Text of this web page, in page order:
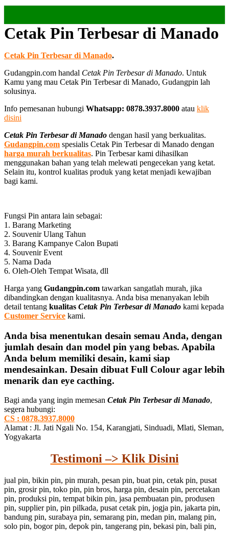
Cetak Pin Terbesar di Manado
Cetak Pin Terbesar di Manado.
Gudangpin.com handal Cetak Pin Terbesar di Manado. Untuk
Kamu yang mau Cetak Pin Terbesar di Manado, Gudangpin lah
solusinya.
Info pemesanan hubungi Whatsapp: 0878.3937.8000 atau klik
disini
Cetak Pin Terbesar di Manado dengan hasil yang berkualitas.
Gudangpin.com spesialis Cetak Pin Terbesar di Manado dengan
harga murah berkualitas. Pin Terbesar kami dihasilkan
menggunakan bahan yang telah melewati pengecekan yang ketat.
Selain itu, kontrol kualitas produk yang ketat menjadi kewajiban
bagi kami.
Fungsi Pin antara lain sebagai:
1. Barang Marketing
2. Souvenir Ulang Tahun
3. Barang Kampanye Calon Bupati
4. Souvenir Event
5. Nama Dada
6. Oleh-Oleh Tempat Wisata, dll
Harga yang Gudangpin.com tawarkan sangatlah murah, jika
dibandingkan dengan kualitasnya. Anda bisa menanyakan lebih
detail tentang kualitas Cetak Pin Terbesar di Manado kami kepada
Customer Service kami.
Anda bisa menentukan desain semau Anda, dengan
jumlah desain dan model pin yang bebas. Apabila
Anda belum memiliki desain, kami siap
mendesainkan. Desain dibuat Full Colour agar lebih
menarik dan eye cacthing.
Bagi anda yang ingin memesan Cetak Pin Terbesar di Manado,
segera hubungi:
CS : 0878.3937.8000
Alamat : Jl. Jati Ngali No. 154, Karangjati, Sinduadi, Mlati, Sleman,
Yogyakarta
Testimoni –> Klik Disini
jual pin, bikin pin, pin murah, pesan pin, buat pin, cetak pin, pusat
pin, grosir pin, toko pin, pin bros, harga pin, desain pin, percetakan
pin, produksi pin, tempat bikin pin, jasa pembuatan pin, produsen
pin, supplier pin, pin pilkada, pusat cetak pin, jogja pin, jakarta pin,
bandung pin, surabaya pin, semarang pin, medan pin, malang pin,
solo pin, bogor pin, depok pin, tangerang pin, bekasi pin, bali pin,